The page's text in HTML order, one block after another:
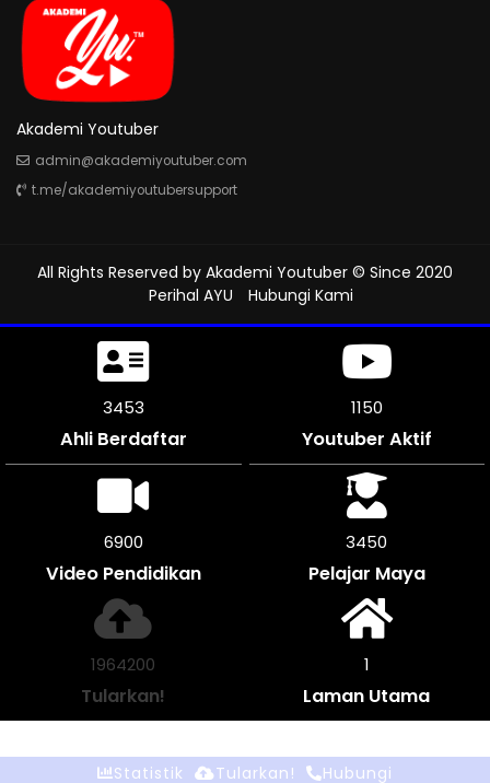
Akademi Youtuber
admin@akademiyoutuber.com
t.me/akademiyoutubersupport
All Rights Reserved by Akademi Youtuber © Since 2020
Perihal AYU
Hubungi Kami
3858
Ahli Berdaftar
1286
Youtuber Aktif
7710
Video Pendidikan
3855
Pelajar Maya
2194780
Tularkan!
1
Laman Utama
Statistik Tularkan! Hubungi